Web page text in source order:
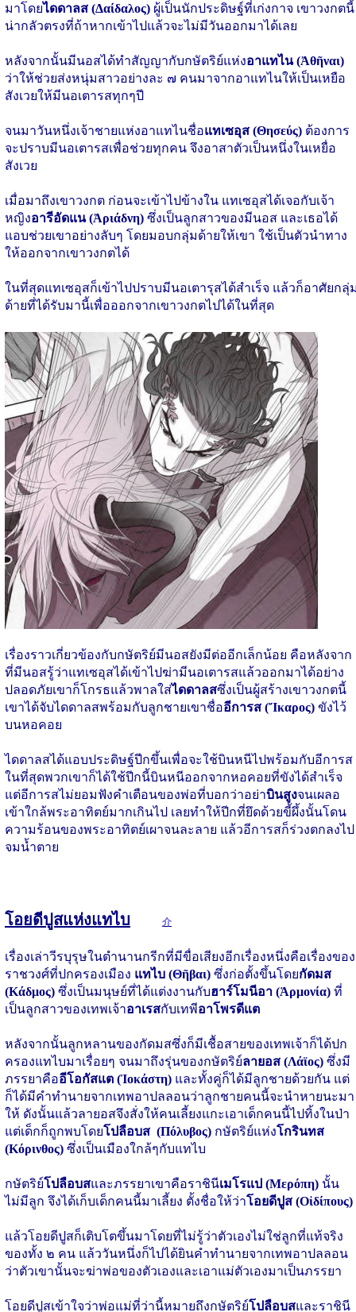
มาโดยไดดาลส (Δαίδαλος) ผู้เป็นนักประดิษฐ์ที่เก่งกาจ เขาวงกตนี้
น่ากลัวตรงที่ถ้าหากเข้าไปแล้วจะไม่มีวันออกมาได้เลย
หลังจากนั้นมีนอสได้ทำสัญญากับกษัตริย์แห่งอาแทไน (Ἀθῆναι)
ว่าให้ช่วยส่งหนุ่มสาวอย่างละ ๗ คนมาจากอาแทไนให้เป็นเหยือ
สังเวยให้มีนอเตารสทุกๆปี
จนมาวันหนึ่งเจ้าชายแห่งอาแทไนชื่อแทเซอุส (Θησεύς) ต้องการ
จะปราบมีนอเตารสเพื่อช่วยทุกคน จึงอาสาตัวเป็นหนึ่งในเหยื่อ
สังเวย
เมื่อมาถึงเขาวงกต ก่อนจะเข้าไปข้างใน แทเซอุสได้เจอกับเจ้า
หญิงอารีอัดแน (Ἀριάδνη) ซึ่งเป็นลูกสาวของมีนอส และเธอได้
แอบช่วยเขาอย่างลับๆ โดยมอบกลุ่มด้ายให้เขา ใช้เป็นตัวนำทาง
ให้ออกจากเขาวงกตได้
ในที่สุดแทเซอุสก็เข้าไปปราบมีนอเตารุสได้สำเร็จ แล้วก็อาศัยกลุ่
ด้ายที่ได้รับมานี้เพื่อออกจากเขาวงกตไปได้ในที่สุด
เรื่องราวเกี่ยวข้องกับกษัตริย์มีนอสยังมีต่ออีกเล็กน้อย คือหลังจาก
ที่มีนอสรู้ว่าแทเซอุสได้เข้าไปฆ่ามีนอเตารสแล้วออกมาได้อย่าง
ปลอดภัยเขาก็โกรธแล้วพาลใส่ไดดาลสซึ่งเป็นผู้สร้างเขาวงกตนี้
เขาได้จับไดดาลสพร้อมกับลูกชายเขาชื่ออีการส (Ἴκαρος) ขังไว้
บนหอคอย
ไดดาลสได้แอบประดิษฐ์ปีกขึ้นเพื่อจะใช้บินหนีไปพร้อมกับอีการส
ในที่สุดพวกเขาก็ได้ใช้ปีกนี้บินหนีออกจากหอคอยที่ขังได้สำเร็จ
แต่อีการสไม่ยอมฟังคำเตือนของพ่อที่บอกว่าอย่าบินสูงจนเผลอ
เข้าใกล้พระอาทิตย์มากเกินไป เลยทำให้ปีกที่ยึดด้วยขี้ผึ้งนั้นโดน
ความร้อนของพระอาทิตย์เผาจนละลาย แล้วอีการสก็ร่วงตกลงไป
จมน้ำตาย
โอยดีปูสแห่งแทไบ 介
เรื่องเล่าวีรบุรุษในตำนานกรีกที่มีขื่อเสียงอีกเรื่องหนึ่งคือเรื่องของ
ราชวงศ์ที่ปกครองเมือง แทไบ (Θῆβαι) ซึ่งก่อตั้งขึ้นโดยกัดมส
(Κάδμος) ซึ่งเป็นมนุษย์ที่ได้แต่งงานกับฮาร์โมนีอา (Ἁρμονία) ที่
เป็นลูกสาวของเทพเจ้าอาเรสกับเทพีอาโพรดีแต
หลังจากนั้นลูกหลานของกัดมสซึ่งก็มีเชื้อสายของเทพเจ้าก็ได้ปก
ครองแทไบมาเรื่อยๆ จนมาถึงรุ่นของกษัตริย์ลายอส (Λάϊος) ซึ่งมี
ภรรยาคืออีโอกัสแต (Ἰοκάστη) และทั้งคู่ก็ได้มีลูกชายด้วยกัน แต่
ก็ได้มีคำทำนายจากเทพอาปลลอนว่าลูกชายคนนี้จะนำหายนะมา
ให้ ดังนั้นแล้วลายอสจึงสั่งให้คนเลี้ยงแกะเอาเด็กคนนี้ไปทิ้งในป่า
แต่เด็กก็ถูกพบโดยโปลือบส (Πόλυβος) กษัตริย์แห่งโกรินทส
(Κόρινθος) ซึ่งเป็นเมืองใกล้ๆกับแทไบ
กษัตริย์โปลือบสและภรรยาเขาคือราชินีเมโรแป (Μερόπη) นั้น
ไม่มีลูก จึงได้เก็บเด็กคนนี้มาเลี้ยง ตั้งชื่อให้ว่าโอยดีปูส (Οἰδίπους)
แล้วโอยดีปูสก็เติบโตขึ้นมาโดยที่ไม่รู้ว่าตัวเองไม่ใช่ลูกที่แท้จริง
ของทั้ง ๒ คน แล้ววันหนึ่งก็ไปได้ยินคำทำนายจากเทพอาปลลอน
ว่าตัวเขานั้นจะฆ่าพ่อของตัวเองและเอาแม่ตัวเองมาเป็นภรรยา
โอยดีปูสเข้าใจว่าพ่อแม่ที่ว่านี้หมายถึงกษัตริย์โปลือบสและราชินี